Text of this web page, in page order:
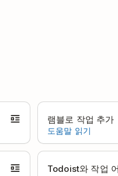
램블로 작업 추가
도움말 읽기
Todoist와 작업